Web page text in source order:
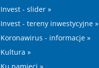
Invest - slider »
Invest - tereny inwestycyjne »
Koronawirus - informacje »
Kultura »